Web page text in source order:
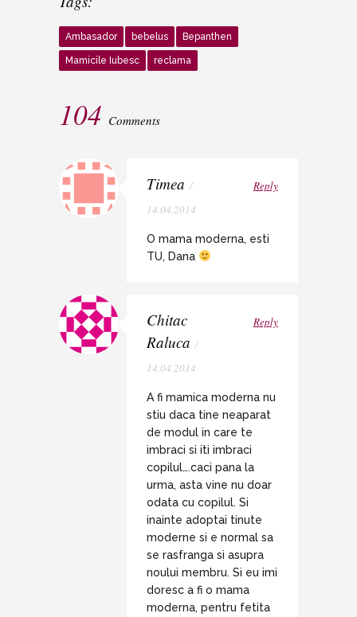
Ambasador bebelus Bepanthen
Mamicile Iubesc reclama
104 Comments
Timea /
14.04.2014
Reply
O mama moderna, esti
TU, Dana
Chitac
Raluca /
14.04.2014
Reply
A fi mamica moderna nu
stiu daca tine neaparat
de modul in care te
imbraci si iti imbraci
copilul….caci pana la
urma, asta vine nu doar
odata cu copilul. Si
inainte adoptai tinute
moderne si e normal sa
se rasfranga si asupra
noului membru. Si eu imi
doresc a fi o mama
moderna, pentru fetita